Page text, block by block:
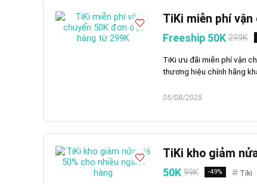
TiKi miễn phí
Freeship 50K 299K
TiKi ưu đãi miễn phí vận
thương hiệu chính hãng
05/08/2025
TiKi kho giảm
50K 99K -49% Tiki